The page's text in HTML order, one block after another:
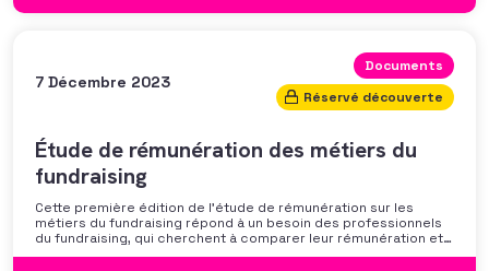
7 Décembre 2023
Documents
Réservé découverte
Étude de rémunération des métiers du
fundraising
Cette première édition de l’étude de rémunération sur les
métiers du fundraising répond à un besoin des professionnels
du fundraising, qui cherchent à comparer leur rémunération et à
se positionner. Elle répond également à une préoccupation